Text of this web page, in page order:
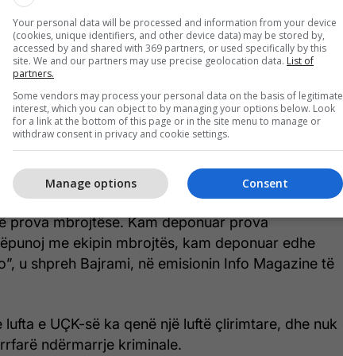
edhe Thaçin dhe të tjerët që më mirë ta
se sa me votat e deputetëve që ne vetë ta
që ka tendencë ta ndryshojë historinë e
një akti të kryer”, u shpreh Bajrami.
tha se ka ofruar prova mbrojtëse, madje
ka bashkëpunim të ngushtë me ekipin e
këtyre viteve e kam përcjellë këtë gjykatë dhe
prova mbrojtëse. Kam deponuar prova
me ekipin mbrojtës, kam deponuar edhe
u shpreh Bajrami, në emisionin Info Magazine të
lufta e UÇK-së ka qenë një luftë çlirimtare, dhe nuk
ndërmarrje kriminale.
Your personal data will be processed and information from your device
(cookies, unique identifiers, and other device data) may be stored by,
accessed by and shared with 369 partners, or used specifically by this
site. We and our partners may use precise geolocation data. List of
partners.
Some vendors may process your personal data on the basis of legitimate
interest, which you can object to by managing your options below. Look
for a link at the bottom of this page or in the site menu to manage or
withdraw consent in privacy and cookie settings.
Consent
Manage options